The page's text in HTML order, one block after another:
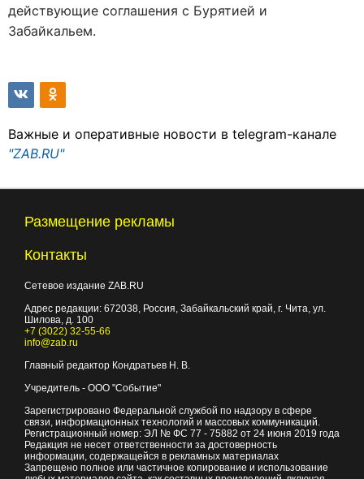
действующие соглашения с Бурятией и
Забайкальем.
Важные и оперативные новости в telegram-канале
"ZAB.RU"
Размещение рекламы
Контакты
Сетевое издание ZAB.RU
Адрес редакции: 672038, Россия, Забайкальский край, г. Чита, ул.
Шилова, д. 100
+7 (3022) 32-55-66
info@zab.ru
Главный редактор Кондратьев Н. В.
Учредитель - ООО "Событие"
Зарегистрировано Федеральной службой по надзору в сфере
связи, информационных технологий и массовых коммуникаций.
Регистрационный номер: ЭЛ № ФС 77 - 75882 от 24 июня 2019 года
Редакция не несет ответственности за достоверность
информации, содержащейся в рекламных материалах
Запрещено полное или частичное копирование и использование